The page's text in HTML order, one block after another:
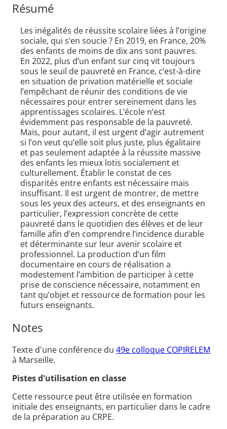
Résumé
Les inégalités de réussite scolaire liées à l’origine
sociale, qui s’en soucie ? En 2019, en France, 20%
des enfants de moins de dix ans sont pauvres.
En 2022, plus d’un enfant sur cinq vit toujours
sous le seuil de pauvreté en France, c’est-à-dire
en situation de privation matérielle et sociale
l’empêchant de réunir des conditions de vie
nécessaires pour entrer sereinement dans les
apprentissages scolaires. L’école n’est
évidemment pas responsable de la pauvreté.
Mais, pour autant, il est urgent d’agir autrement
si l’on veut qu’elle soit plus juste, plus égalitaire
et pas seulement adaptée à la réussite massive
des enfants les mieux lotis socialement et
culturellement. Établir le constat de ces
disparités entre enfants est nécessaire mais
insuffisant. Il est urgent de montrer, de mettre
sous les yeux des acteurs, et des enseignants en
particulier, l’expression concrète de cette
pauvreté dans le quotidien des élèves et de leur
famille afin d’en comprendre l’incidence durable
et déterminante sur leur avenir scolaire et
professionnel. La production d’un film
documentaire en cours de réalisation a
modestement l’ambition de participer à cette
prise de conscience nécessaire, notamment en
tant qu’objet et ressource de formation pour les
futurs enseignants.
Notes
Texte d'une conférence du 49e colloque COPIRELEM
à Marseille.
Pistes d'utilisation en classe
Cette ressource peut être utilisée en formation
initiale des enseignants, en particulier dans le cadre
de la préparation au CRPE.